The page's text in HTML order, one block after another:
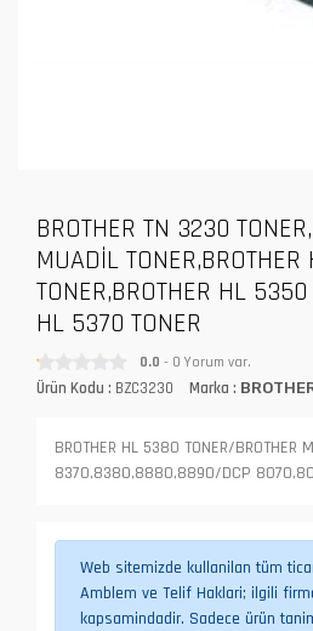
BROTHER TN 3230
MUADİL
TONER,BROTHER HL 5350
HL 5370 TONER
0.0 - 0 Yorum var.
Ürün Kodu : BZC3230 Marka :
BROTHER HL 5380 TONER/BROTHER
8370,8380,8880,8890/DCP
Web sitemizde kullanilan tüm
Amblem ve Telif Haklari; ilgili
kapsamindadir. Sadece ürün